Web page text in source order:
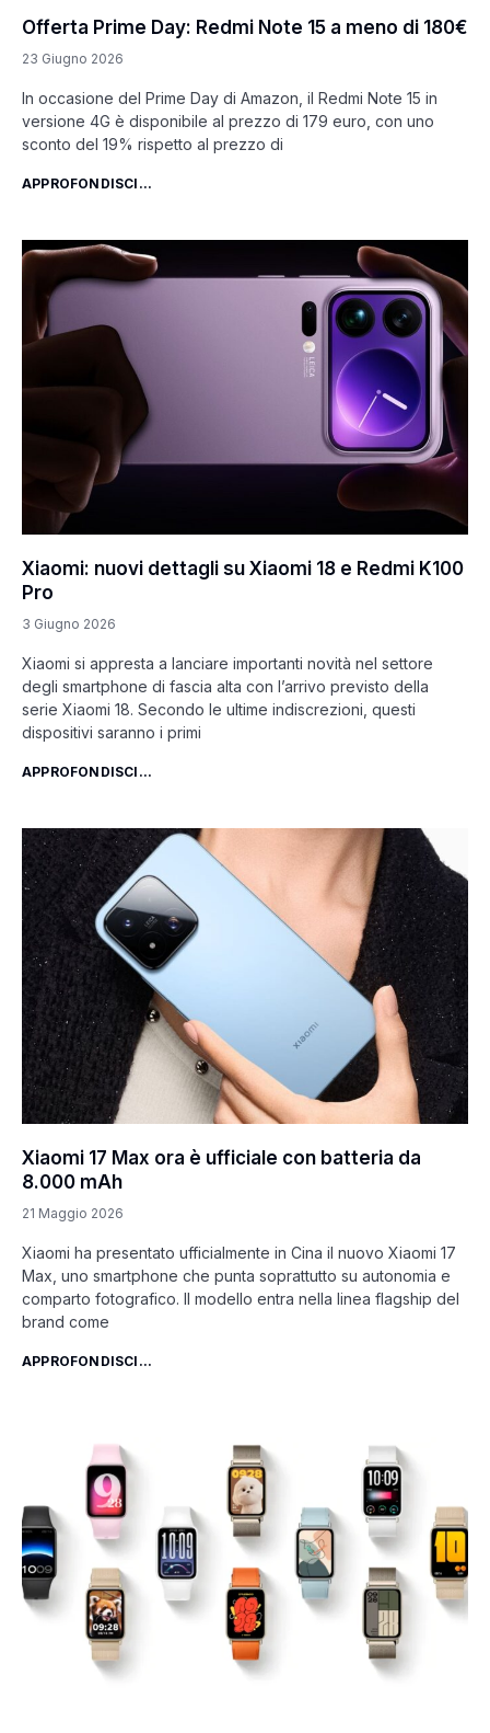
Offerta Prime Day: Redmi Note 15 a meno di 180€
23 Giugno 2026
In occasione del Prime Day di Amazon, il Redmi Note 15 in
versione 4G è disponibile al prezzo di 179 euro, con uno
sconto del 19% rispetto al prezzo di
APPROFONDISCI...
Xiaomi: nuovi dettagli su Xiaomi 18 e Redmi K100
Pro
3 Giugno 2026
Xiaomi si appresta a lanciare importanti novità nel settore
degli smartphone di fascia alta con l’arrivo previsto della
serie Xiaomi 18. Secondo le ultime indiscrezioni, questi
dispositivi saranno i primi
APPROFONDISCI...
Xiaomi 17 Max ora è ufficiale con batteria da
8.000 mAh
21 Maggio 2026
Xiaomi ha presentato ufficialmente in Cina il nuovo Xiaomi 17
Max, uno smartphone che punta soprattutto su autonomia e
comparto fotografico. Il modello entra nella linea flagship del
brand come
APPROFONDISCI...